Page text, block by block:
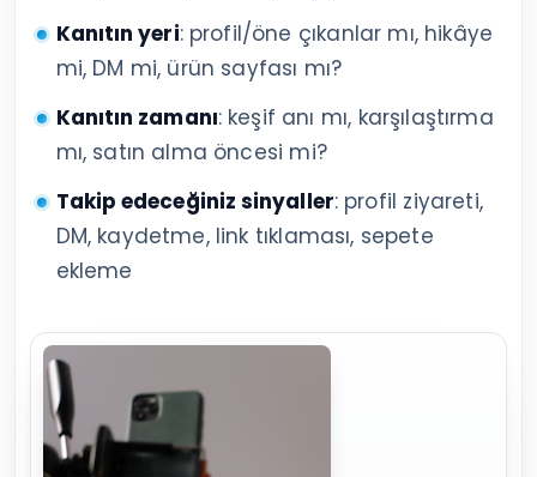
Kanıtın yeri: profil/öne çıkanlar mı, hikâye
mi, DM mi, ürün sayfası mı?
Kanıtın zamanı: keşif anı mı, karşılaştırma
mı, satın alma öncesi mi?
Takip edeceğiniz sinyaller: profil ziyareti,
DM, kaydetme, link tıklaması, sepete
ekleme